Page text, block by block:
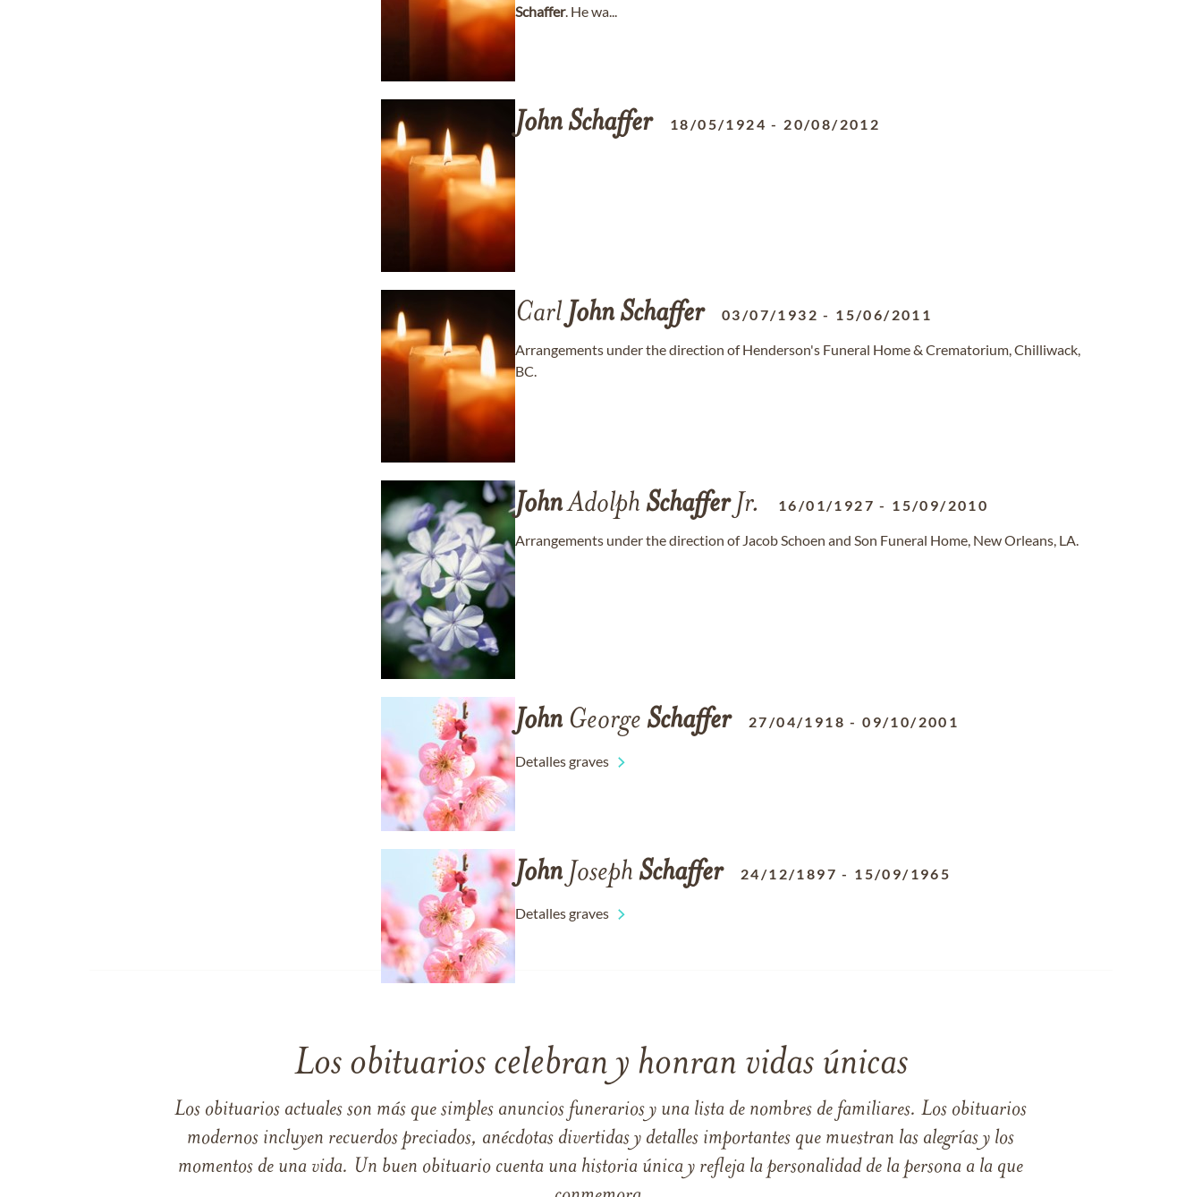
Schaffer. He wa...
JohnSchaffer 18/05/1924 - 20/08/2012
Carl JohnSchaffer 03/07/1932 - 15/06/2011
Arrangements under the direction of Henderson's Funeral Home & Crematorium, Chilliwack,
BC.
JohnAdolph SchafferJr. 16/01/1927 - 15/09/2010
Arrangements under the direction of Jacob Schoen and Son Funeral Home, New Orleans, LA.
John George Schaffer 27/04/1918 -09/10/2001
Detalles graves
John Joseph Schaffer 24/12/1897 - 15/09/1965
Detalles graves
Los obituarios celebran y honran vidas únicas
Los obituarios actuales son más que simples anuncios funerarios y una lista de nombres de familiares. Los obituarios
modernos incluyen recuerdos preciados, anécdotas divertidas y detalles importantes que muestran las alegrías y los
momentos de una vida. Un buen obituario cuenta una historia única y refleja la personalidad de la persona a la que